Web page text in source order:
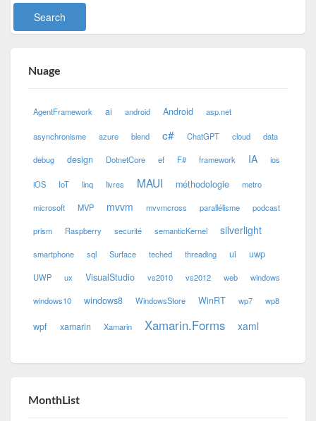
Nuage
AgentFramework ai android Android asp.net
asynchronisme azure blend c# ChatGPT cloud data
debug design DotnetCore ef F# framework IA ios
iOS IoT linq livres MAUI méthodologie metro
microsoft MVP mvvm mvvmcross parallélisme podcast
prism Raspberry securité semanticKernel silverlight
smartphone sql Surface teched threading ui uwp
UWP ux VisualStudio vs2010 vs2012 web windows
windows10 windows8 WindowsStore WinRT wp7 wp8
wpf xamarin Xamarin Xamarin.Forms xaml
MonthList